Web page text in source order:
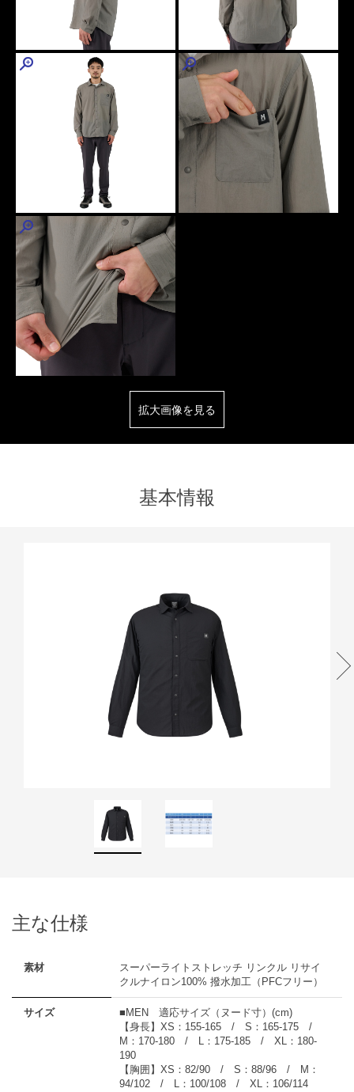
拡大画像を見る
基本情報
主な仕様
素材
スーパーライトストレッチ リンクル リサイ
クルナイロン100% 撥水加工（PFCフリー）
サイズ
■MEN 適応サイズ（ヌード寸）(cm)
【身長】XS：155-165 / S：165-175 /
M：170-180 / L：175-185 / XL：180-
190
【胸囲】XS：82/90 / S：88/96 / M：
94/102 / L：100/108 / XL：106/114